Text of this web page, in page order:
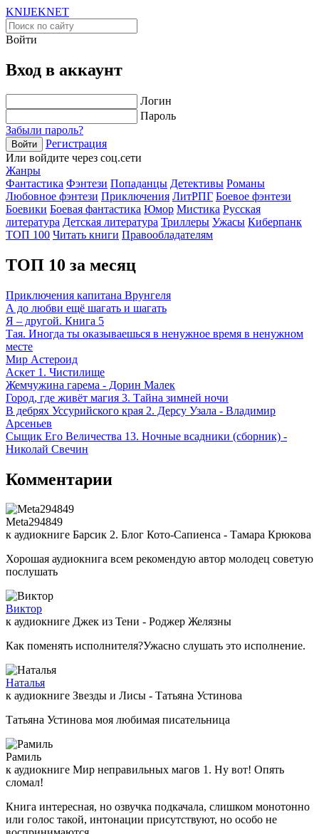
KNIJEKNET
Войти
Вход в аккаунт
Логин
Пароль
Забыли пароль?
Войти
Регистрация
Или войдите через соц.сети
Жанры
Фантастика Фэнтези Попаданцы Детективы Романы
Любовное фэнтези Приключения ЛитРПГ Боевое фэнтези
Боевики Боевая фантастика Юмор Мистика Русская
литература Детская литература Триллеры Ужасы Киберпанк
ТОП 100 Читать книги Правообладателям
ТОП 10 за месяц
Приключения капитана Врунгеля
А до любви ещё шагать и шагать
Я – другой. Книга 5
Тая. Иногда ты оказываешься в ненужное время в ненужном
месте
Мир Астероид
Аскет 1. Чистилище
Жемчужина гарема - Дорин Малек
Город, где живёт магия 3. Тайна зимней ночи
В дебрях Уссурийского края 2. Дерсу Узала - Владимир
Арсеньев
Сыщик Его Величества 13. Ночные всадники (сборник) -
Николай Свечин
Комментарии
Meta294849
к аудиокниге Барсик 2. Блог Кото-Сапиенса - Тамара Крюкова
Хорошая аудиокнига всем рекомендую автор молодец советую
послушать
Виктор
к аудиокниге Джек из Тени - Роджер Желязны
Как поменять исполнителя?Ужасно слушать это исполнение.
Наталья
к аудиокниге Звезды и Лисы - Татьяна Устинова
Татьяна Устинова моя любимая писательница
Рамиль
к аудиокниге Мир неправильных магов 1. Ну вот! Опять
сломал!
Книга интересная, но озвучка подкачала, слишком монотонно
или голос такой, интонации присутствуют, но особо не